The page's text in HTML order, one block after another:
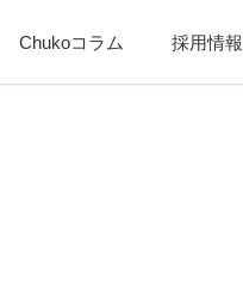
Chukoコラム 採用情報